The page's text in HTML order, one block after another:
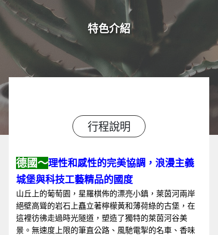
特色介紹
行程說明
德國～理性和感性的完美協調，浪漫主義
城堡與科技工藝精品的國度
山丘上的葡萄園，星羅棋佈的漂亮小鎮，萊茵河兩岸
絕壁高聳的岩石上矗立著檸檬黃和薄荷綠的古堡，在
這裡彷彿走過時光隧道，塑造了獨特的萊茵河谷美
景。無速度上限的筆直公路、風馳電掣的名車、香味